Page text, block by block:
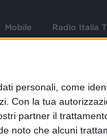
personali, come
Con la tua
partner il
noto che alcuni
Mobile Radio Italia
Via Savona 97, 20144